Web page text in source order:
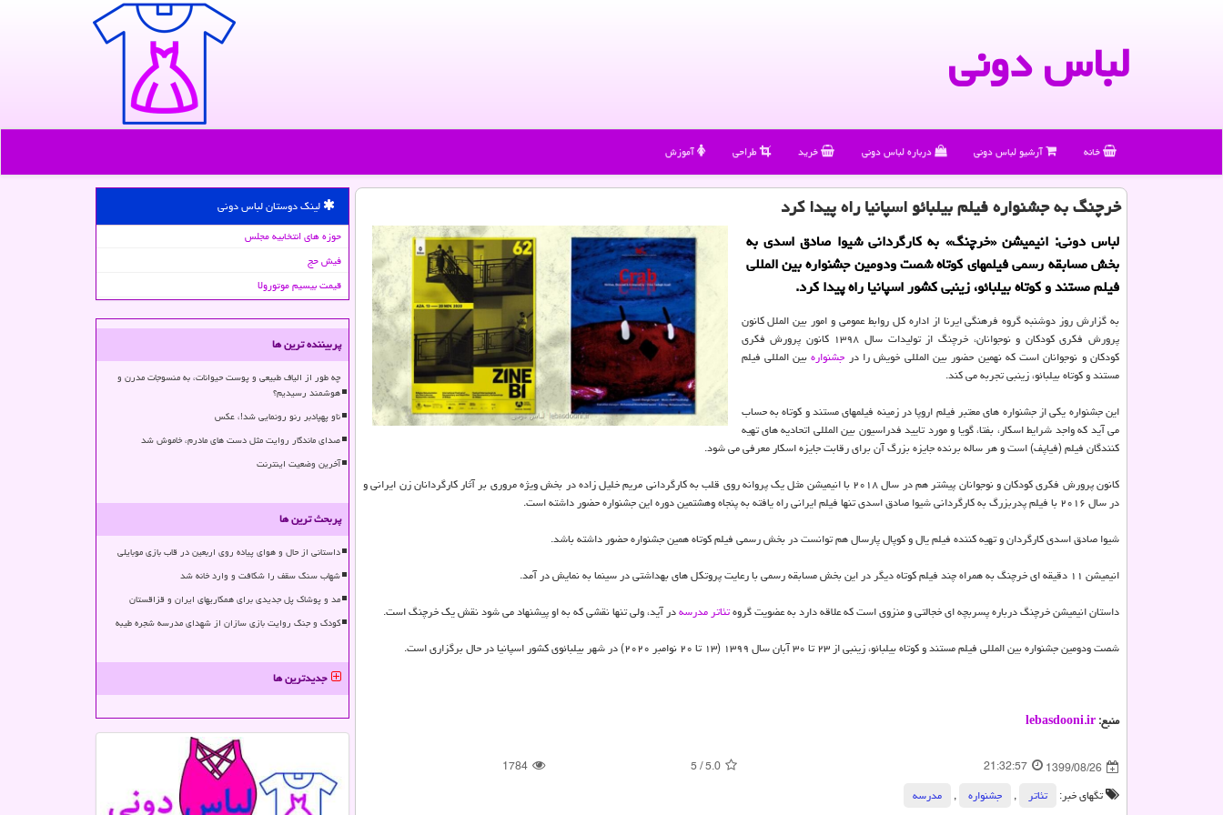
لباس دونی
خانه آرشیو لباس دونی درباره لباس دونی خرید طراحی آموزش
خرچنگ به جشنواره فیلم بیلبائو اسپانیا راه پیدا كرد
لباس دونی: انیمیشن «خرچنگ» به كارگردانی شیوا صادق اسدی به
بخش مسابقه رسمی فیلمهای كوتاه شصت ودومین جشنواره بین المللی
فیلم مستند و كوتاه بیلبائو، زینبی كشور اسپانیا راه پیدا كرد.
به گزارش روز دوشنبه گروه فرهنگی ایرنا از اداره کل روابط عمومی و امور بین الملل کانون
پرورش فکری کودکان و نوجوانان، خرچنگ از تولیدات سال ۱۳۹۸ کانون پرورش فکری
کودکان و نوجوانان است که نهمین حضور بین المللی خویش را در جشنوارهبین المللی فیلم
مستند و کوتاه بیلبائو، زینبی تجربه می کند.
این جشنواره یکی از جشنواره های معتبر فیلم اروپا در زمینه فیلمهای مستند و کوتاه به حساب
می آید که واجد شرایط اسکار، بفتا، گویا و مورد تایید فدراسیون بین المللی اتحادیه های تهیه
کنندگان فیلم (فیاپف) است و هر ساله برنده جایزه بزرگ آن برای رقابت جایزه اسکار معرفی می شود.
کانون پرورش فکری کودکان و نوجوانان پیشتر هم در سال ۲۰۱۸ با انیمیشن مثل یک پروانه روی قلب به کارگردانی مریم خلیل زاده در بخش ویژه مروری بر آثار کارگردانان زن ایرانی و
در سال ۲۰۱۶ با فیلم پدربزرگ به کارگردانی شیوا صادق اسدی تنها فیلم ایرانی راه یافته به پنجاه وهشتمین دوره این جشنواره حضور داشته است.
شیوا صادق اسدی کارگردان و تهیه کننده فیلم یال و کوپال پارسال هم توانست در بخش رسمی فیلم کوتاه همین جشنواره حضور داشته باشد.
انیمیشن ۱۱ دقیقه ای خرچنگ به همراه چند فیلم کوتاه دیگر در این بخش مسابقه رسمی با رعایت پروتکل های بهداشتی در سینما به نمایش در آمد.
داستان انیمیشن خرچنگ درباره پسربچه ای خجالتی و منزوی است که علاقه دارد به عضویت گروهتئاترمدرسهدر آید، ولی تنها نقشی که به او پیشنهاد می شود نقش یک خرچنگ است.
شصت ودومین جشنواره بین المللی فیلم مستند و کوتاه بیلبائو، زینبی از ۲۳ تا ۳۰ آبان سال ۱۳۹۹ (۱۳ تا ۲۰ نوامبر ۲۰۲۰) در شهر بیلبائوی کشور اسپانیا در حال برگزاری است.
منبع:lebasdooni.ir
1399/08/26
21:32:57
5.0
/
5
1784
تگهای خبر:
تئاتر , جشنواره , مدرسه
لینک دوستان لباس دونی
حوزه های انتخابیه مجلس
فیش حج
قیمت بیسیم موتورولا
پربیننده ترین ها
چه طور از الیاف طبیعی و پوست حیوانات، به منسوجات مدرن و
هوشمند رسیدیم؟
ناو پهپادبر رنو رونمایی شد!، عکس
صدای ماندگار روایت مثل دست های مادرم، خاموش شد
آخرین وضعیت اینترنت
پربحث ترین ها
داستانی از حال و هوای پیاده روی اربعین در قاب بازی موبایلی
شهاب سنگ سقف را شکافت و وارد خانه شد
مد و پوشاک پل جدیدی برای همکاریهای ایران و قزاقستان
کودک و جنگ روایت بازی سازان از شهدای مدرسه شجره طیبه
جدیدترین ها